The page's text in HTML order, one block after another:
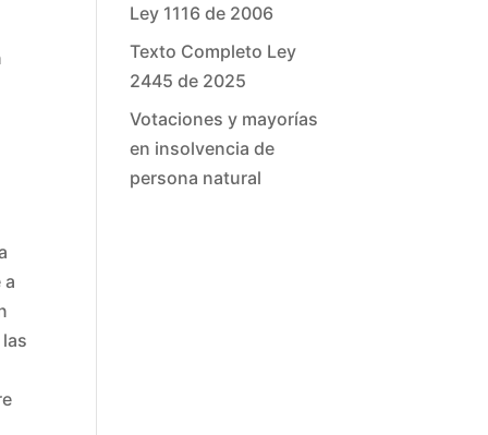
a
Ley 1116 de 2006
Texto Completo Ley
2445 de 2025
Votaciones y mayorías
en insolvencia de
persona natural